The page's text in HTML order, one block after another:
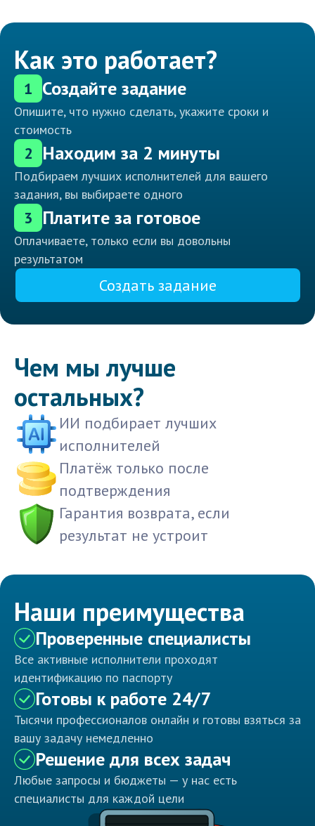
Как это работает?
1 Создайте задание
Опишите, что нужно сделать, укажите сроки и
стоимость
2 Находим за 2 минуты
Подбираем лучших исполнителей для вашего
задания, вы выбираете одного
3 Платите за готовое
Оплачиваете, только если вы довольны
результатом
Создать задание
Чем мы лучше
остальных?
ИИ подбирает лучших
исполнителей
Платёж только после
подтверждения
Гарантия возврата, если
результат не устроит
Наши преимущества
Проверенные специалисты
Все активные исполнители проходят
идентификацию по паспорту
Готовы к работе 24/7
Тысячи профессионалов онлайн и готовы взяться за
вашу задачу немедленно
Решение для всех задач
Любые запросы и бюджеты — у нас есть
специалисты для каждой цели